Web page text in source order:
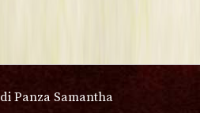
di Panza Samantha